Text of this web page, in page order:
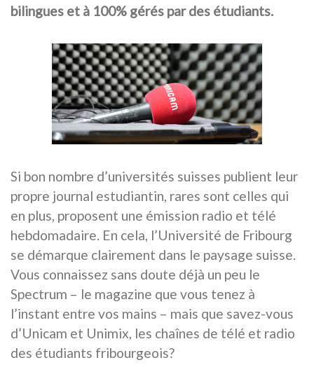
bilingues et à 100% gérés par des étudiants.
Si bon nombre d’universités suisses publient leur
propre journal estudiantin, rares sont celles qui
en plus, proposent une émission radio et télé
hebdomadaire. En cela, l’Université de Fribourg
se démarque clairement dans le paysage suisse.
Vous connaissez sans doute déjà un peu le
Spectrum – le magazine que vous tenez à
l’instant entre vos mains – mais que savez-vous
d’Unicam et Unimix, les chaînes de télé et radio
des étudiants fribourgeois?